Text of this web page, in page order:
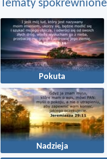
Tematy spokrewnione
Pokuta
Nadzieja